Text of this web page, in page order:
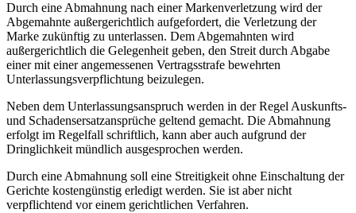
Durch eine Abmahnung nach einer Markenverletzung wird der
Abgemahnte außergerichtlich aufgefordert, die Verletzung der
Marke zukünftig zu unterlassen. Dem Abgemahnten wird
außergerichtlich die Gelegenheit geben, den Streit durch Abgabe
einer mit einer angemessenen Vertragsstrafe bewehrten
Unterlassungsverpflichtung beizulegen.
Neben dem Unterlassungsanspruch werden in der Regel Auskunfts-
und Schadensersatzansprüche geltend gemacht. Die Abmahnung
erfolgt im Regelfall schriftlich, kann aber auch aufgrund der
Dringlichkeit mündlich ausgesprochen werden.
Durch eine Abmahnung soll eine Streitigkeit ohne Einschaltung der
Gerichte kostengünstig erledigt werden. Sie ist aber nicht
verpflichtend vor einem gerichtlichen Verfahren.